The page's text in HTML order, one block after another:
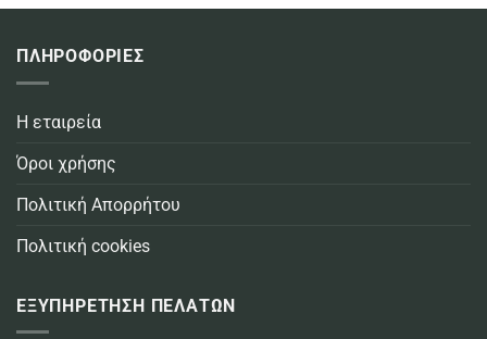
ΠΛΗΡΟΦΟΡΙΕΣ
Η εταιρεία
Όροι χρήσης
Πολιτική Απορρήτου
Πολιτική cookies
ΕΞΥΠΗΡΕΤΗΣΗ ΠΕΛΑΤΩΝ